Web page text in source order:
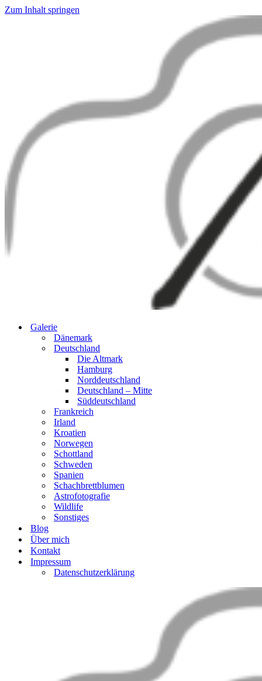
Zum Inhalt springen
Galerie
Dänemark
Deutschland
Die Altmark
Hamburg
Norddeutschland
Deutschland – Mitte
Süddeutschland
Frankreich
Irland
Kroatien
Norwegen
Schottland
Schweden
Spanien
Schachbrettblumen
Astrofotografie
Wildlife
Sonstiges
Blog
Über mich
Kontakt
Impressum
Datenschutzerklärung